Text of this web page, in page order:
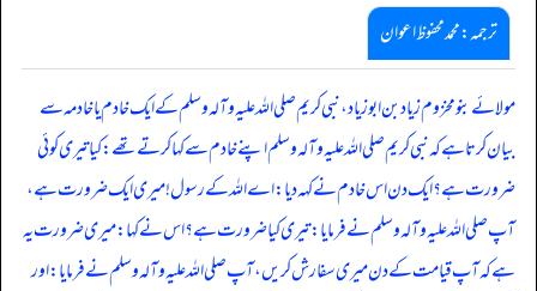
ترجمہ:محمد محفوظ اعوان
مولائے بنو مخزوم زیادبن ابو زیاد، نبی کریم صلی اللہ علیہ وآلہ وسلم کے ایک خادم یا خادمہ سے
بیان کرتا ہے کہ نبی کریم صلی اللہ علیہ وآلہ وسلم اپنے خادم سے کہا کرتے تھے: کیا تیری کوئی
ضرورت ہے؟ ایک دن اس خادم نے کہہ دیا: اے اللہ کے رسول! میری ایک ضرورت ہے،
آپ صلی اللہ علیہ وآلہ وسلم نے فرمایا: تیری کیا ضرورت ہے؟ اس نے کہا: میری ضرورت یہ
ہے کہ آپ قیامت کے دن میری سفارش کریں، آپ صلی اللہ علیہ وآلہ وسلم نے فرمایا: اور